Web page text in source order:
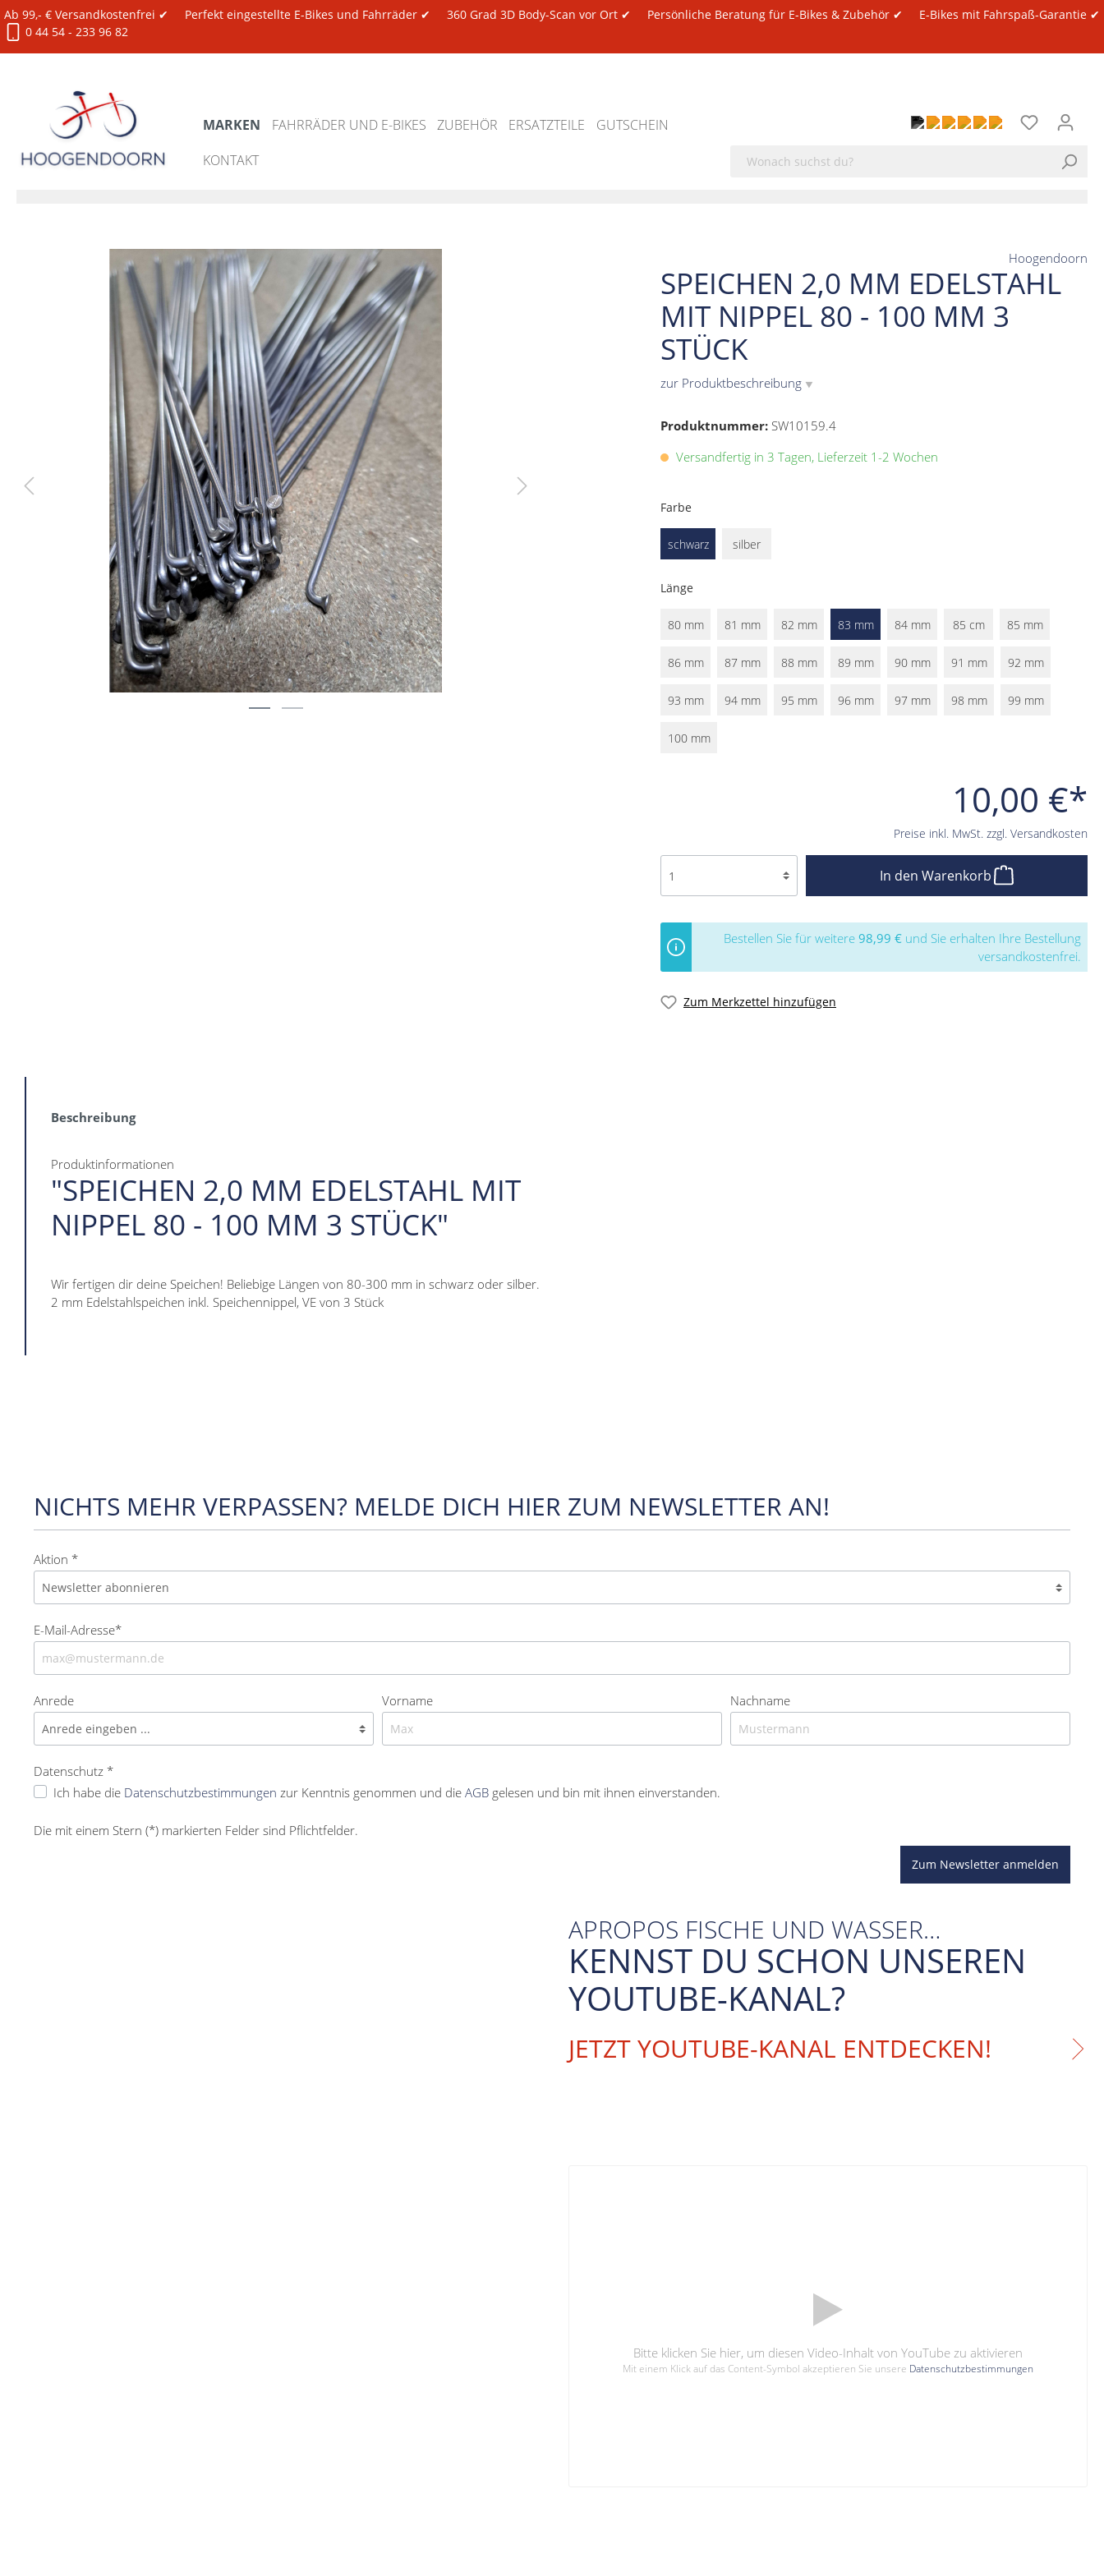
Ab 99,- € Versandkostenfrei ✔ Perfekt eingestellte E-Bikes und Fahrräder ✔ 360 Grad 3D Body-Scan vor Ort ✔ Persönliche Beratung für E-Bikes & Zubehör ✔
E-Bikes mit Fahrspaß-Garantie ✔
0 44 54 - 233 96 82
MARKEN FAHRRÄDER UND E-BIKES ZUBEHÖR ERSATZTEILE
GUTSCHEIN
KONTAKT
SPEICHEN 2,0 MM EDELSTAHL
MIT NIPPEL 80 - 100 MM 3
STÜCK
zur Produktbeschreibung ▼
Hoogendoorn
Produktnummer: SW10159.4
10,00 €*
Preise inkl. MwSt. zzgl. Versandkosten
Versandfertig in 3 Tagen, Lieferzeit 1-2 Wochen
Farbe
schwarz silber
Länge
80 mm 81 mm 82 mm 83 mm 84 mm 85 cm 85 mm
86 mm 87 mm 88 mm 89 mm 90 mm 91 mm 92 mm
93 mm 94 mm 95 mm 96 mm 97 mm 98 mm 99 mm
100 mm
In den Warenkorb
Bestellen Sie für weitere 98,99 € und Sie erhalten Ihre Bestellung
versandkostenfrei.
Zum Merkzettel hinzufügen
Beschreibung
Produktinformationen
"SPEICHEN 2,0 MM EDELSTAHL MIT
NIPPEL 80 - 100 MM 3 STÜCK"
Wir fertigen dir deine Speichen! Beliebige Längen von 80-300 mm in schwarz oder silber.
2 mm Edelstahlspeichen inkl. Speichennippel, VE von 3 Stück
NICHTS MEHR VERPASSEN? MELDE DICH HIER ZUM NEWSLETTER AN!
Aktion *
E-Mail-Adresse*
Anrede Vorname Nachname
Datenschutz *
Ich habe die Datenschutzbestimmungen zur Kenntnis genommen und die AGB gelesen und bin mit ihnen einverstanden.
Die mit einem Stern (*) markierten Felder sind Pflichtfelder.
Zum Newsletter anmelden
APROPOS FISCHE UND WASSER…
KENNST DU SCHON UNSEREN
YOUTUBE-KANAL?
JETZT YOUTUBE-KANAL ENTDECKEN!
Bitte klicken Sie hier, um diesen Video-Inhalt von YouTube zu aktivieren
Mit einem Klick auf das Content-Symbol akzeptieren Sie unsere Datenschutzbestimmungen